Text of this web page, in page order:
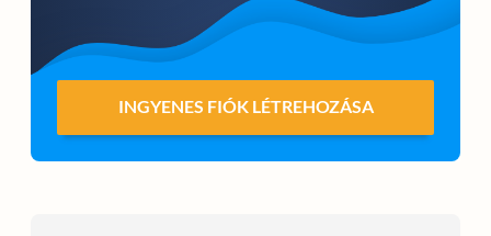
INGYENES FIÓK LÉTREHOZÁSA